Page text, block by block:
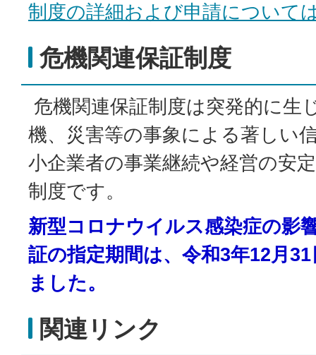
制度の詳細および申請について
危機関連保証制度
危機関連保証制度は突発的に生
機、災害等の事象による著しい
小企業者の事業継続や経営の安
制度です。
新型コロナウイルス感染症の影
証の指定期間は、令和3年12月
ました。
関連リンク